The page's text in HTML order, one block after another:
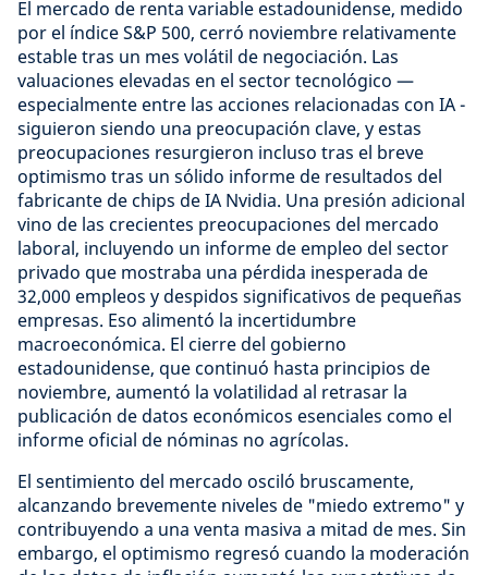
El mercado de renta variable estadounidense, medido
por el índice S&P 500, cerró noviembre relativamente
estable tras un mes volátil de negociación. Las
valuaciones elevadas en el sector tecnológico —
especialmente entre las acciones relacionadas con IA -
siguieron siendo una preocupación clave, y estas
preocupaciones resurgieron incluso tras el breve
optimismo tras un sólido informe de resultados del
fabricante de chips de IA Nvidia. Una presión adicional
vino de las crecientes preocupaciones del mercado
laboral, incluyendo un informe de empleo del sector
privado que mostraba una pérdida inesperada de
32,000 empleos y despidos significativos de pequeñas
empresas. Eso alimentó la incertidumbre
macroeconómica. El cierre del gobierno
estadounidense, que continuó hasta principios de
noviembre, aumentó la volatilidad al retrasar la
publicación de datos económicos esenciales como el
informe oficial de nóminas no agrícolas.
El sentimiento del mercado osciló bruscamente,
alcanzando brevemente niveles de "miedo extremo" y
contribuyendo a una venta masiva a mitad de mes. Sin
embargo, el optimismo regresó cuando la moderación